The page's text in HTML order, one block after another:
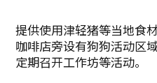
提供使用津轻猪等当地食
咖啡店旁设有狗狗活动区
定期召开工作坊等活动。